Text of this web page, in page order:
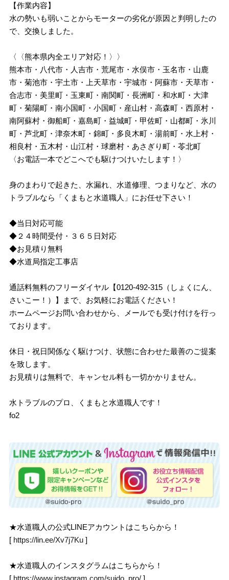
【作業内容】
水の勢いも弱いことからモーターの劣化が原因と判明したの
で、交換しました。
〈〈熊本県内全エリア対応！〉〉
熊本市・八代市・人吉市・荒尾市・水俣市・玉名市・山鹿
市・菊池市・宇土市・上天草市・宇城市・阿蘇市・天草市・
合志市・美里町・玉東町・南関町・長洲町・和水町・大津
町・菊陽町・南小国町・小国町・産山村・高森町・西原村・
南阿蘇村・御船町・嘉島町・益城町・甲佐町・山都町・氷川
町・芦北町・津奈木町・錦町・多良木町・湯前町・水上村・
相良村・五木村・山江村・球磨村・あさぎり町・苓北町
〈お電話一本でどこへでも駆けつけいたします！〉
身のまわりで起きた、水漏れ、水道修理、つまりなど、水の
トラブルなら「くまもと水道職人」にお任せ下さい！
◆当日対応可能
◆２４時間受付・３６５日対応
◆お見積り無料
◆水道局指定工事店
通話料無料のフリーダイヤル【0120-492-315（しょくにん、
さいこー！）】まで、お気軽にお電話ください！
ホームページお問い合わせから、メールでも受け付けを行っ
ております。
休日・祝日関係なく駆けつけ、状態に合わせた最善のご提案
を致します。
お見積りは無料で、キャンセル料も一切かかりません。
水トラブルのプロ、くまもと水道職人です！
fo2
★水道職人の公式LINEアカウントはこちらから！
[ https://lin.ee/Xv7j7Ku ]
★水道職人のインスタグラムはこちらから！